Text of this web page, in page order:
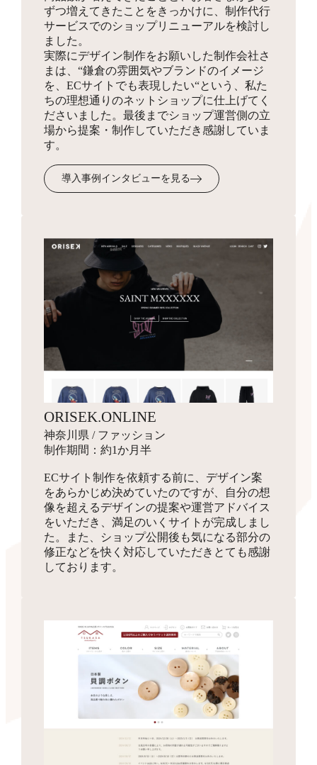
HTMLサイトマップ作成
3,300円
ショップの全体像となりSEO対策にも有効なサイトマッ
プを、フリーページを使って作成します。
受注・入金・発送メール
テンプレ作成
3,300円
お客様へ送付するメール文面のフォーマットを作成・設
同梱物
お見積り
商品を発送する際に同梱する制作物をデザインします。
ずつ増えてきたことをきっかけに、制作代行
サービスでのショップリニューアルを検討し
ました。
実際にデザイン制作をお願いした制作会社さ
まは、“鎌倉の雰囲気やブランドのイメージ
を、ECサイトでも表現したい“という、私た
ちの理想通りのネットショップに仕上げてく
ださいました。最後までショップ運営側の立
場から提案・制作していただき感謝していま
す。
導入事例インタビューを見る
ORISEK.ONLINE
神奈川県 / ファッション
制作期間：約1か月半
ECサイト制作を依頼する前に、デザイン案
をあらかじめ決めていたのですが、自分の想
像を超えるデザインの提案や運営アドバイス
をいただき、満足のいくサイトが完成しまし
た。また、ショップ公開後も気になる部分の
修正などを快く対応していただきとても感謝
しております。